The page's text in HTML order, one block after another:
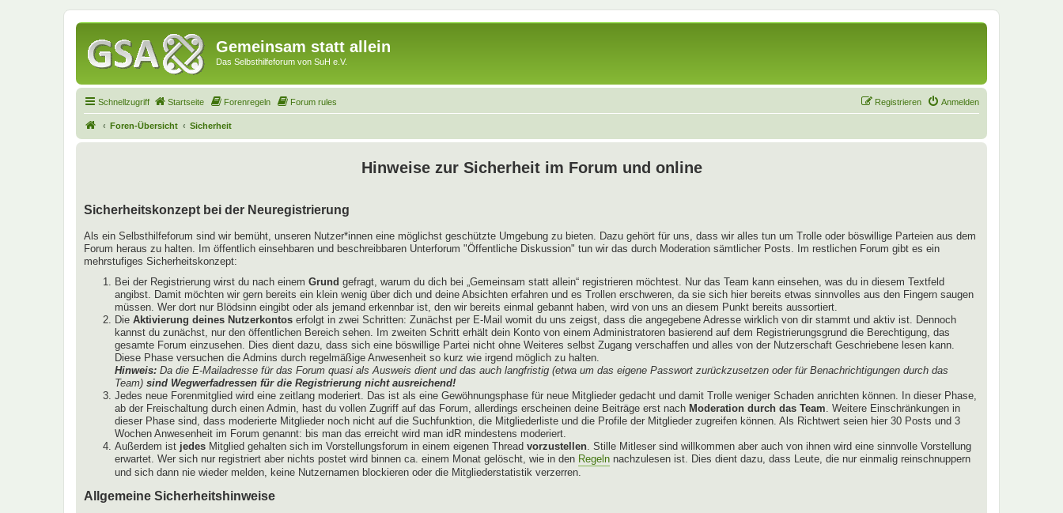
Gemeinsam statt allein
Das Selbsthilfeforum von SuH e.V.
Schnellzugriff Startseite Forenregeln Forum rules Anmelden
Registrieren
Foren-Übersicht Sicherheit
Hinweise zur Sicherheit im Forum und online
Sicherheitskonzept bei der Neuregistrierung
Als ein Selbsthilfeforum sind wir bemüht, unseren Nutzer*innen eine möglichst geschützte Umgebung zu bieten. Dazu gehört für uns, dass wir alles tun um Trolle oder böswillige Parteien aus dem
Forum heraus zu halten. Im öffentlich einsehbaren und beschreibbaren Unterforum "Öffentliche Diskussion" tun wir das durch Moderation sämtlicher Posts. Im restlichen Forum gibt es ein
mehrstufiges Sicherheitskonzept:
Bei der Registrierung wirst du nach einem Grund gefragt, warum du dich bei „Gemeinsam statt allein“ registrieren möchtest. Nur das Team kann einsehen, was du in diesem Textfeld
angibst. Damit möchten wir gern bereits ein klein wenig über dich und deine Absichten erfahren und es Trollen erschweren, da sie sich hier bereits etwas sinnvolles aus den Fingern saugen
müssen. Wer dort nur Blödsinn eingibt oder als jemand erkennbar ist, den wir bereits einmal gebannt haben, wird von uns an diesem Punkt bereits aussortiert.
Die Aktivierung deines Nutzerkontos erfolgt in zwei Schritten: Zunächst per E-Mail womit du uns zeigst, dass die angegebene Adresse wirklich von dir stammt und aktiv ist. Dennoch
kannst du zunächst, nur den öffentlichen Bereich sehen. Im zweiten Schritt erhält dein Konto von einem Administratoren basierend auf dem Registrierungsgrund die Berechtigung, das
gesamte Forum einzusehen. Dies dient dazu, dass sich eine böswillige Partei nicht ohne Weiteres selbst Zugang verschaffen und alles von der Nutzerschaft Geschriebene lesen kann.
Diese Phase versuchen die Admins durch regelmäßige Anwesenheit so kurz wie irgend möglich zu halten.
Hinweis: Da die E-Mailadresse für das Forum quasi als Ausweis dient und das auch langfristig (etwa um das eigene Passwort zurückzusetzen oder für Benachrichtigungen durch das
Team) sind Wegwerfadressen für die Registrierung nicht ausreichend!
Jedes neue Forenmitglied wird eine zeitlang moderiert. Das ist als eine Gewöhnungsphase für neue Mitglieder gedacht und damit Trolle weniger Schaden anrichten können. In dieser Phase,
ab der Freischaltung durch einen Admin, hast du vollen Zugriff auf das Forum, allerdings erscheinen deine Beiträge erst nach Moderation durch das Team . Weitere Einschränkungen in
dieser Phase sind, dass moderierte Mitglieder noch nicht auf die Suchfunktion, die Mitgliederliste und die Profile der Mitglieder zugreifen können. Als Richtwert seien hier 30 Posts und 3
Wochen Anwesenheit im Forum genannt: bis man das erreicht wird man idR mindestens moderiert.
Außerdem ist jedes Mitglied gehalten sich im Vorstellungsforum in einem eigenen Thread vorzustellen . Stille Mitleser sind willkommen aber auch von ihnen wird eine sinnvolle Vorstellung
erwartet. Wer sich nur registriert aber nichts postet wird binnen ca. einem Monat gelöscht, wie in den Regeln nachzulesen ist. Dies dient dazu, dass Leute, die nur einmalig reinschnuppern
und sich dann nie wieder melden, keine Nutzernamen blockieren oder die Mitgliederstatistik verzerren.
Allgemeine Sicherheitshinweise